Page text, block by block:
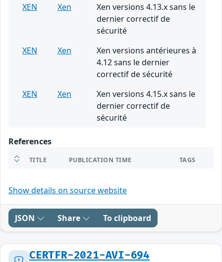
XEN Xen
Xen versions 4.13.x sans le
dernier correctif de
sécurité
XEN
Xen
Xen versions antérieures à
4.12 sans le dernier
correctif de sécurité
XEN
Xen
Xen versions 4.15.x sans le
dernier correctif de
sécurité
References
TITLE PUBLICATION TIME TAGS
Show details on source website
JSON Share To clipboard
CERTFR-2021-AVI-694